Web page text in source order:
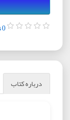
0 نظر
درباره کتاب